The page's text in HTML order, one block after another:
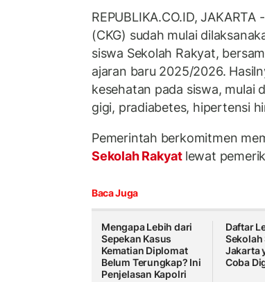
REPUBLIKA.CO.ID,
(CKG) sudah mulai
siswa Sekolah Rakyat,
ajaran baru 2025/2026.
kesehatan pada siswa, mulai
gigi, pradiabetes, hipertensi
Pemerintah berkomitmen
Sekolah Rakyat lewat
Baca Juga
Mengapa Lebih dari
Sepekan Kasus
Kematian Diplomat
Belum Terungkap? Ini
Penjelasan Kapolri
Daftar
Sekolah
Jakarta
Coba